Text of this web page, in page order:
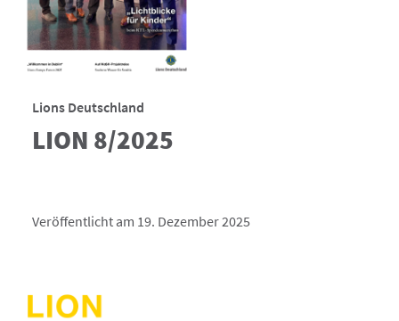
Lions Deutschland
LION 8/2025
Veröffentlicht am 19. Dezember 2025